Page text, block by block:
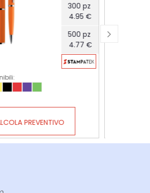
300 pz
1.05 €
500 pz
1.01 €
PREVENTIVO